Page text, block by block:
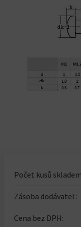
Počet kusů
Zásoba dodávatel :
Cena bez DPH: